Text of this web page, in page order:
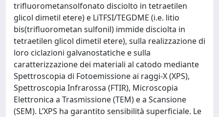
trifluorometansolfonato disciolto in tetraetilen
glicol dimetil etere) e LiTFSI/TEGDME (i.e. litio
bis(trifluorometan sulfonil) immide disciolta in
tetraetilen glicol dimetil etere), sulla realizzazione di
loro ciclazioni galvanostatiche e sulla
caratterizzazione dei materiali al catodo mediante
Spettroscopia di Fotoemissione ai raggi-X (XPS),
Spettroscopia Infrarossa (FTIR), Microscopia
Elettronica a Trasmissione (TEM) e a Scansione
(SEM). L’XPS ha garantito sensibilità superficiale. Le